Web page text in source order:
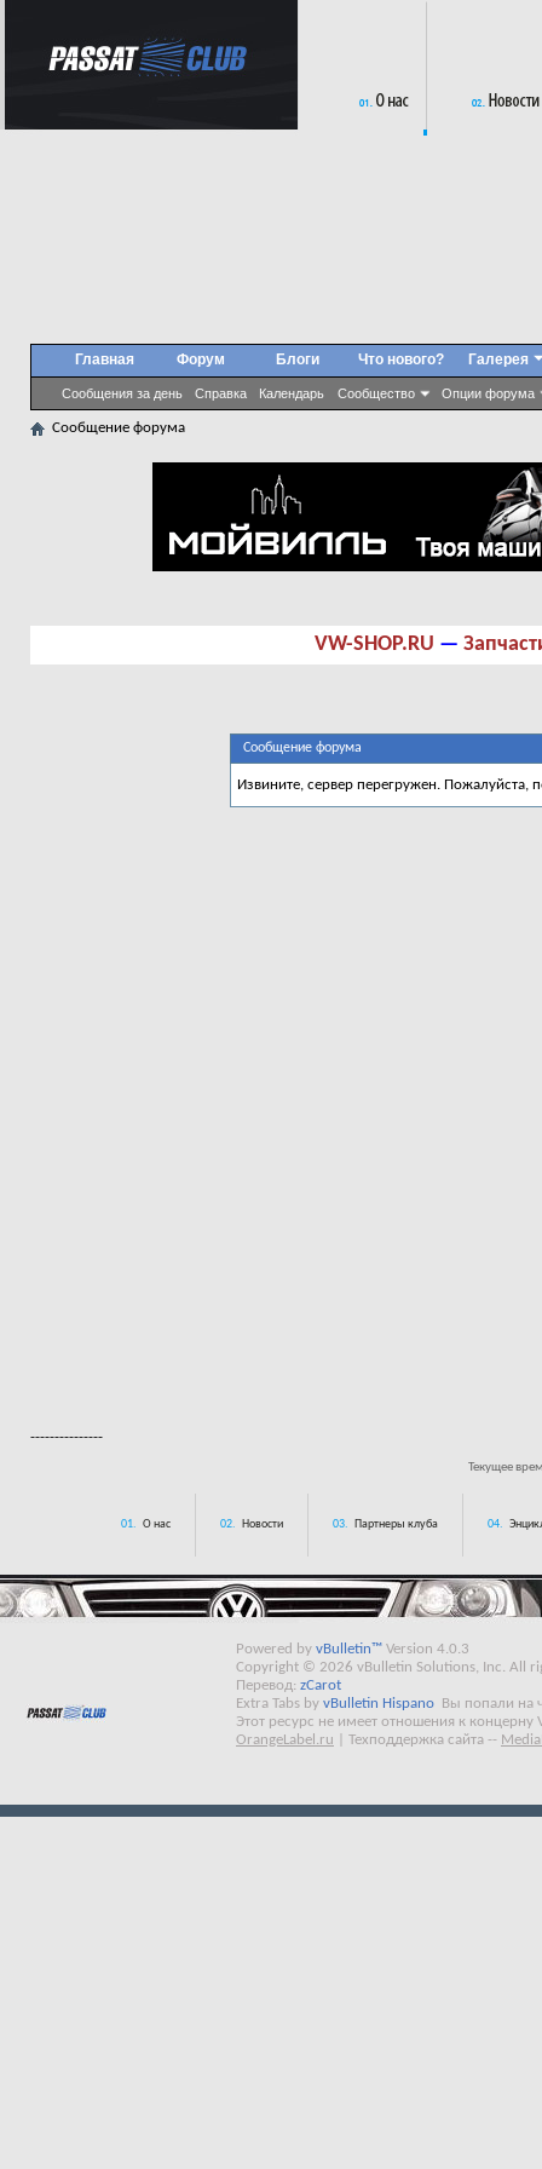
Главная Форум
Сообщения за день Справка Календарь Сообщество Опции форума
Блоги Что нового? Галерея
Сообщение форума
VW-SHOP.RU —
Сообщение форума
Извините, сервер перегружен. Пожалуйста,
---------------
Текущее
01. О нас 02. Новости 03. Партнеры клуба 04.
Powered by vBulletin™ Version 4.0.3
Copyright © 2026 vBulletin Solutions, Inc. All
Перевод: zCarot
Extra Tabs by vBulletin Hispano
Вы попали на
Этот ресурс не имеет отношения к концерну
OrangeLabel.ru
Техподдержка сайта --